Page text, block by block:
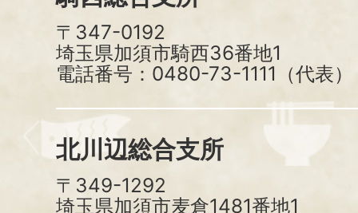
〒347-0192
埼玉県加須市騎西36番地1
電話番号：0480-73-1111（代表）
北川辺総合支所
〒349-1292
埼玉県加須市麦倉1481番地1